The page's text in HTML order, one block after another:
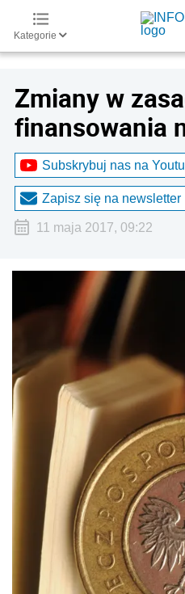
Kategorie
Zmiany w
finansowania
Subskrybuj nas na
Zapisz się na newsletter
11 maja 2017, 09:22